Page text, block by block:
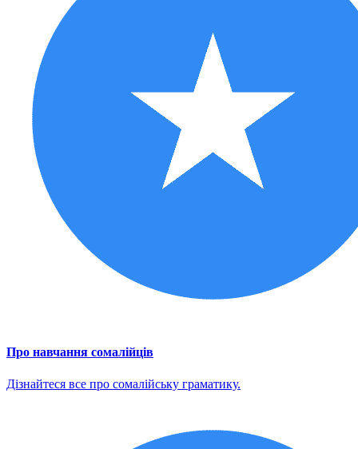
Про навчання сомалійців
Дізнайтеся все про сомалійську граматику.